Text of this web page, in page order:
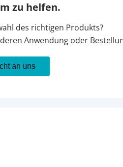
zu helfen.
des richtigen Produkts?
Anwendung oder
an uns